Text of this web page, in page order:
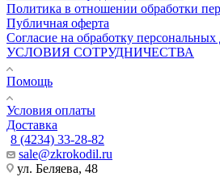
Политика в отношении обработки
Публичная оферта
Согласие на обработку
УСЛОВИЯ СОТРУДНИЧЕСТВА
Помощь
Условия оплаты
Доставка
8 (4234) 33-28-82
sale@zkrokodil.ru
ул. Беляева, 48